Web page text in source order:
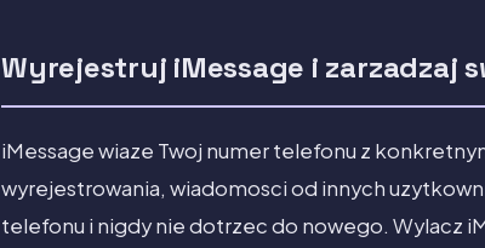
Wyrejestruj iMessage i zarzadzaj
iMessage wiaze Twoj numer telefonu z
wyrejestrowania, wiadomosci od innych
telefonu i nigdy nie dotrzec do nowego. Wylacz